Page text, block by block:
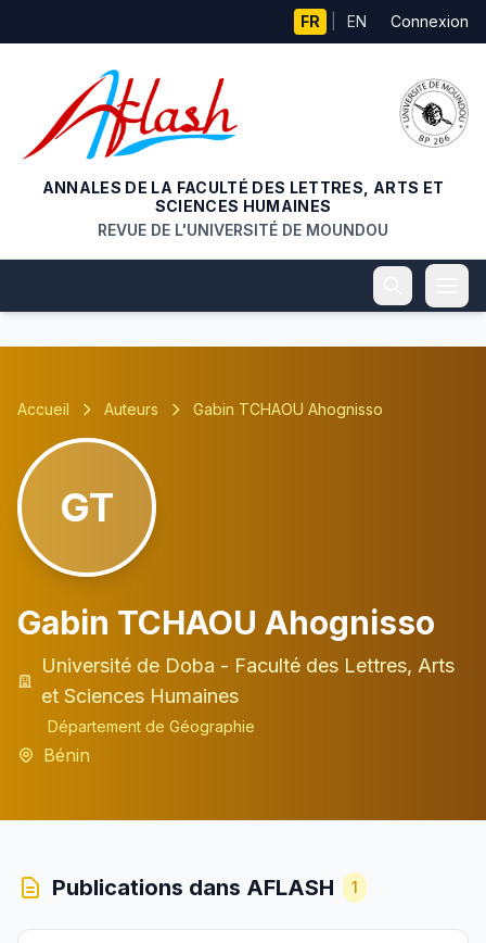
FR EN Connexion
ANNALES DE LA FACULTÉ DES LETTRES, ARTS ET
SCIENCES HUMAINES
REVUE DE L'UNIVERSITÉ DE MOUNDOU
Accueil Auteurs Gabin TCHAOU Ahognisso
GT
Gabin TCHAOU Ahognisso
Université de Doba - Faculté des Lettres, Arts
et Sciences Humaines
Département de Géographie
Bénin
Publications dans AFLASH 1